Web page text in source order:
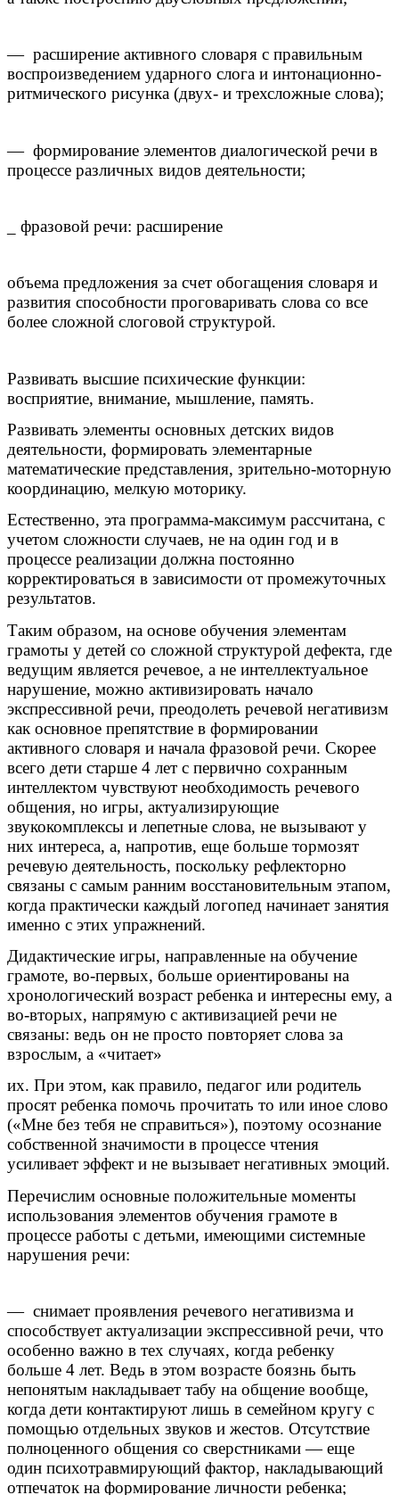
— расширение активного словаря с правильным
воспроизведением ударного слога и интонационно-
ритмического рисунка (двух- и трехсложные слова);
— формирование элементов диалогической речи в
процессе различных видов деятельности;
_ фразовой речи: расширение
объема предложения за счет обогащения словаря и
развития способности проговаривать слова со все
более сложной слоговой структурой.
Развивать высшие психические функции:
восприятие, внимание, мышление, память.
Развивать элементы основных детских видов
деятельности, формировать элементарные
математические представления, зрительно-моторную
координацию, мелкую моторику.
Естественно, эта программа-максимум рассчитана, с
учетом сложности случаев, не на один год и в
процессе реализации должна постоянно
корректироваться в зависимости от промежуточных
результатов.
Таким образом, на основе обучения элементам
грамоты у детей со сложной структурой дефекта, где
ведущим является речевое, а не интеллектуальное
нарушение, можно активизировать начало
экспрессивной речи, преодолеть речевой негативизм
как основное препятствие в формировании
активного словаря и начала фразовой речи. Скорее
всего дети старше 4 лет с первично сохранным
интеллектом чувствуют необходимость речевого
общения, но игры, актуализирующие
звукокомплексы и лепетные слова, не вызывают у
них интереса, а, напротив, еще больше тормозят
речевую деятельность, поскольку рефлекторно
связаны с самым ранним восстановительным этапом,
когда практически каждый логопед начинает занятия
именно с этих упражнений.
Дидактические игры, направленные на обучение
грамоте, во-первых, больше ориентированы на
хронологический возраст ребенка и интересны ему, а
во-вторых, напрямую с активизацией речи не
связаны: ведь он не просто повторяет слова за
взрослым, а «читает»
их. При этом, как правило, педагог или родитель
просят ребенка помочь прочитать то или иное слово
(«Мне без тебя не справиться»), поэтому осознание
собственной значимости в процессе чтения
усиливает эффект и не вызывает негативных эмоций.
Перечислим основные положительные моменты
использования элементов обучения грамоте в
процессе работы с детьми, имеющими системные
нарушения речи:
— снимает проявления речевого негативизма и
способствует актуализации экспрессивной речи, что
особенно важно в тех случаях, когда ребенку
больше 4 лет. Ведь в этом возрасте боязнь быть
непонятым накладывает табу на общение вообще,
когда дети контактируют лишь в семейном кругу с
помощью отдельных звуков и жестов. Отсутствие
полноценного общения со сверстниками — еще
один психотравмирующий фактор, накладывающий
отпечаток на формирование личности ребенка;